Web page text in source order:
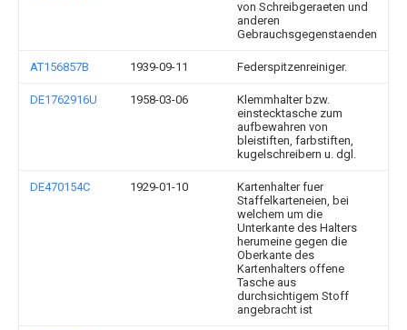
von Schreibgeraeten und
anderen
Gebrauchsgegenstaenden
AT156857B 1939-09-11 Federspitzenreiniger.
DE1762916U 1958-03-06
Klemmhalter bzw.
einstecktasche zum
aufbewahren von
bleistiften, farbstiften,
kugelschreibern u. dgl.
DE470154C 1929-01-10
Kartenhalter fuer
Staffelkarteneien, bei
welchem um die
Unterkante des Halters
herumeine gegen die
Oberkante des
Kartenhalters offene
Tasche aus
durchsichtigem Stoff
angebracht ist